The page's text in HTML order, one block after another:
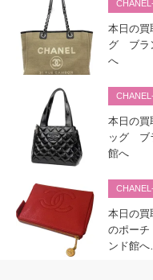
本日の買
グ ブラ
へ
本日の買
ッグ ブ
館へ
本日の
のポー
ンド館